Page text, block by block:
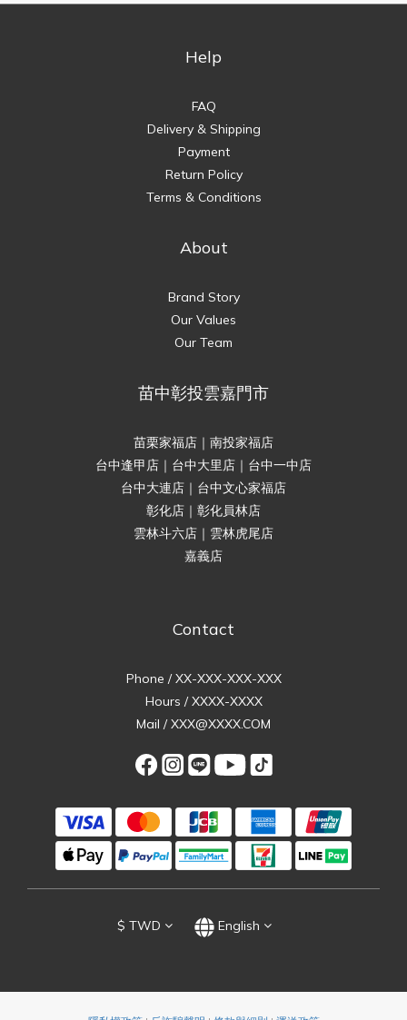
Help
FAQ
Delivery & Shipping
Payment
Return Policy
Terms & Conditions
About
Brand Story
Our Values
Our Team
苗中彰投雲嘉門市
苗栗家福店｜南投家福店
台中逢甲店｜台中大里店｜台中一中店
台中大連店｜台中文心家福店
彰化店｜彰化員林店
雲林斗六店｜雲林虎尾店
嘉義店
Contact
Phone / XX-XXX-XXX-XXX
Hours / XXXX-XXXX
Mail / XXX@XXXX.COM
$ TWD English